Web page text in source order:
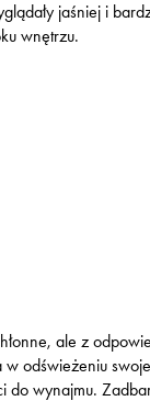
jaśniej i
wnętrzu.
ale z
odświeżeniu
wynajmu.